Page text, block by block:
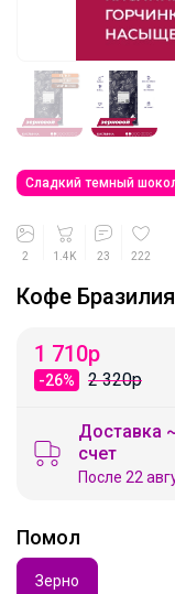
Сладкий темный
2 1.4K 23 222
Кофе
1 710р
-26% 2 320р
Доставка
счет
После 22
Помол
Зерно